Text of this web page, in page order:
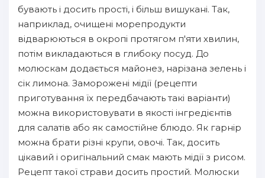
бувають і досить прості, і більш вишукані. Так,
наприклад, очищені морепродукти
відварюються в окропі протягом п'яти хвилин,
потім викладаються в глибоку посуд. До
молюскам додається майонез, нарізана зелень і
сік лимона. Заморожені мідії (рецепти
приготування їх передбачають такі варіанти)
можна використовувати в якості інгредієнтів
для салатів або як самостійне блюдо. Як гарнір
можна брати різні крупи, овочі. Так, досить
цікавий і оригінальний смак мають мідії з рисом.
Рецепт такої страви досить простий. Молюски